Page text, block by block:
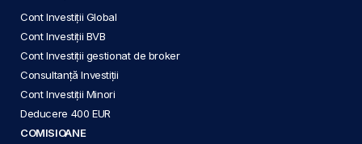
Cont Investiții Global
Cont Investiții BVB
Cont Investiții gestionat de broker
Consultanță Investiții
Cont Investiții Minori
Deducere 400 EUR
COMISIOANE